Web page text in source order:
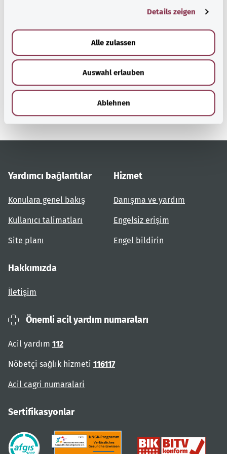
Details zeigen
Alle zulassen
Auswahl erlauben
Ablehnen
Başa dön
gesund.bund.de
Federal Sağlık Bakanlığı'nın
Yardımcı bağlantılar
Konulara genel bakış
Kullanıcı talimatları
Site planı
Hizmet
Danışma ve yardım
Engelsiz erişim
Engel bildirin
Hakkımızda
İletişim
Önemli acil yardım numaraları
Acil yardım 112
Nöbetçi sağlık hizmeti 116117
Acil cagri numaralari
Sertifikasyonlar